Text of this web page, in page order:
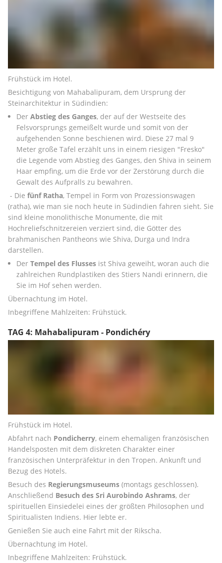
Frühstück im Hotel.
Besichtigung von Mahabalipuram, dem Ursprung der
Steinarchitektur in Südindien:
Der Abstieg des Ganges, der auf der Westseite des
Felsvorsprungs gemeißelt wurde und somit von der
aufgehenden Sonne beschienen wird. Diese 27 mal 9
Meter große Tafel erzählt uns in einem riesigen "Fresko"
die Legende vom Abstieg des Ganges, den Shiva in seinem
Haar empfing, um die Erde vor der Zerstörung durch die
Gewalt des Aufpralls zu bewahren.
- Die fünf Ratha, Tempel in Form von Prozessionswagen
(ratha), wie man sie noch heute in Südindien fahren sieht. Sie
sind kleine monolithische Monumente, die mit
Hochreliefschnitzereien verziert sind, die Götter des
brahmanischen Pantheons wie Shiva, Durga und Indra
darstellen.
Der Tempel des Flusses ist Shiva geweiht, woran auch die
zahlreichen Rundplastiken des Stiers Nandi erinnern, die
Sie im Hof sehen werden.
Übernachtung im Hotel.
Inbegriffene Mahlzeiten: Frühstück.
TAG 4: Mahabalipuram - Pondichéry
Frühstück im Hotel.
Abfahrt nach Pondicherry, einem ehemaligen französischen
Handelsposten mit dem diskreten Charakter einer
französischen Unterpräfektur in den Tropen. Ankunft und
Bezug des Hotels.
Besuch des Regierungsmuseums (montags geschlossen).
Anschließend Besuch des Sri Aurobindo Ashrams, der
spirituellen Einsiedelei eines der größten Philosophen und
Spiritualisten Indiens. Hier lebte er.
Genießen Sie auch eine Fahrt mit der Rikscha.
Übernachtung im Hotel.
Inbegriffene Mahlzeiten: Frühstück.